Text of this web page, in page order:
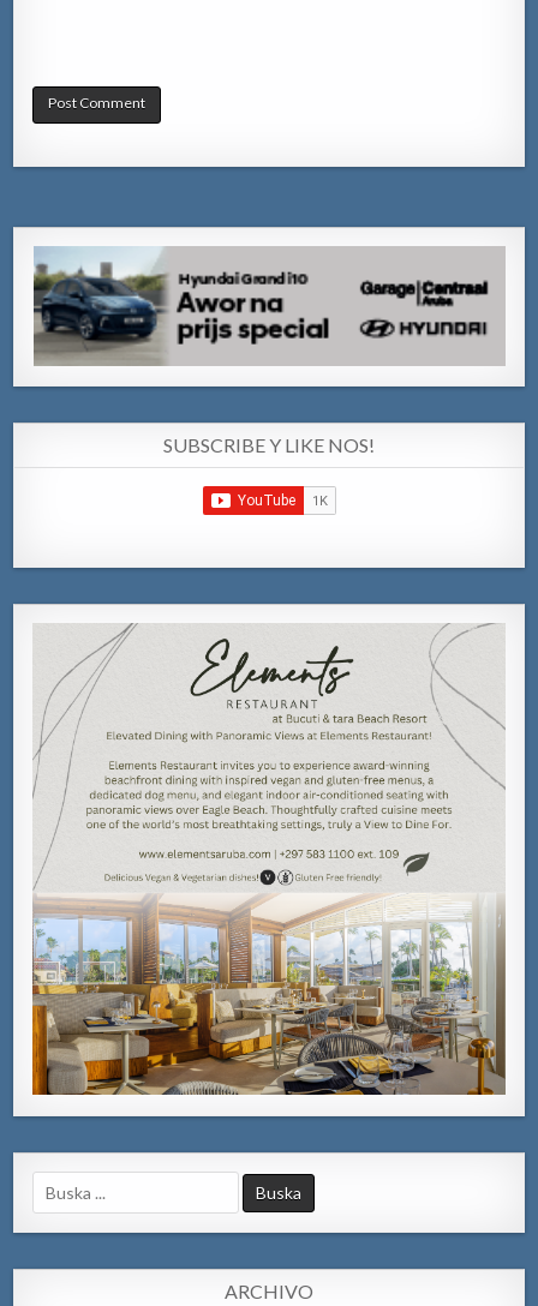
SUBSCRIBE Y LIKE NOS!
Search
for:
ARCHIVO